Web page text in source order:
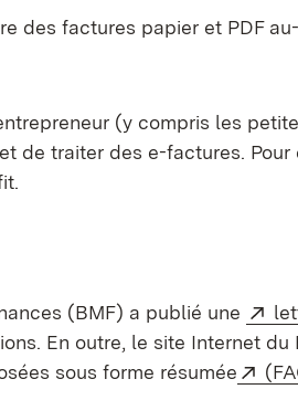
des factures papier et PDF
(y compris les
de traiter des e-factures. Pour
(BMF) a publié une
En outre, le site Internet du
sous forme résumée